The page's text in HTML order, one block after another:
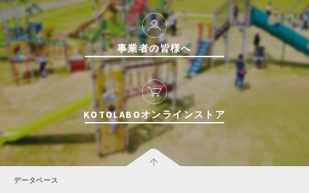
事業者の皆様へ
KOTOLABOオンラインストア
データベース